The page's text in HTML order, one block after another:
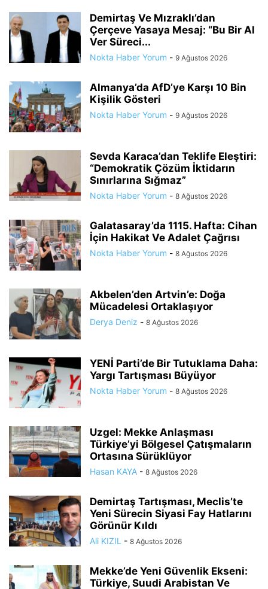
Demirtaş Ve Mızraklı’dan
Çerçeve Yasaya Mesaj: “Bu Bir Al
Ver Süreci...
Nokta Haber Yorum - 9 Ağustos 2026
Almanya’da AfD’ye Karşı 10 Bin
Kişilik Gösteri
Nokta Haber Yorum - 9 Ağustos 2026
Sevda Karaca’dan Teklife Eleştiri:
“Demokratik Çözüm İktidarın
Sınırlarına Sığmaz”
Nokta Haber Yorum - 8 Ağustos 2026
Galatasaray’da 1115. Hafta: Cihan
İçin Hakikat Ve Adalet Çağrısı
Nokta Haber Yorum - 8 Ağustos 2026
Akbelen’den Artvin’e: Doğa
Mücadelesi Ortaklaşıyor
Derya Deniz - 8 Ağustos 2026
YENİ Parti’de Bir Tutuklama Daha:
Yargı Tartışması Büyüyor
Nokta Haber Yorum - 8 Ağustos 2026
Uzgel: Mekke Anlaşması
Türkiye’yi Bölgesel Çatışmaların
Ortasına Sürüklüyor
Hasan KAYA - 8 Ağustos 2026
Demirtaş Tartışması, Meclis’te
Yeni Sürecin Siyasi Fay Hatlarını
Görünür Kıldı
Ali KIZIL - 8 Ağustos 2026
Mekke’de Yeni Güvenlik Ekseni:
Türkiye, Suudi Arabistan Ve